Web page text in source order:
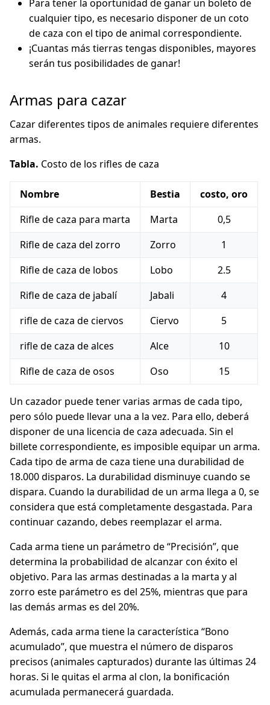
Para tener la oportunidad de ganar un boleto de
cualquier tipo, es necesario disponer de un coto
de caza con el tipo de animal correspondiente.
¡Cuantas más tierras tengas disponibles, mayores
serán tus posibilidades de ganar!
Armas para cazar
Cazar diferentes tipos de animales requiere diferentes
armas.
Tabla. Costo de los rifles de caza
Nombre Bestia
costo, oro
Rifle de caza para marta
Marta
0,5
Rifle de caza del zorro
Zorro
1
Rifle de caza de lobos
Lobo
2.5
Rifle de caza de jabalí
Jabali
4
rifle de caza de ciervos
Ciervo
5
rifle de caza de alces
Alce
10
Rifle de caza de osos
Oso 15
Un cazador puede tener varias armas de cada tipo,
pero sólo puede llevar una a la vez. Para ello, deberá
disponer de una licencia de caza adecuada. Sin el
billete correspondiente, es imposible equipar un arma.
Cada tipo de arma de caza tiene una durabilidad de
18.000 disparos. La durabilidad disminuye cuando se
dispara. Cuando la durabilidad de un arma llega a 0, se
considera que está completamente desgastada. Para
continuar cazando, debes reemplazar el arma.
Cada arma tiene un parámetro de “Precisión”, que
determina la probabilidad de alcanzar con éxito el
objetivo. Para las armas destinadas a la marta y al
zorro este parámetro es del 25%, mientras que para
las demás armas es del 20%.
Además, cada arma tiene la característica “Bono
acumulado”, que muestra el número de disparos
precisos (animales capturados) durante las últimas 24
horas. Si le quitas el arma al clon, la bonificación
acumulada permanecerá guardada.